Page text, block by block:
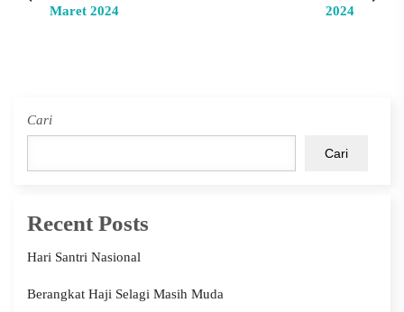
Maret 2024
2024
Cari
Cari
Recent Posts
Hari Santri Nasional
Berangkat Haji Selagi Masih Muda